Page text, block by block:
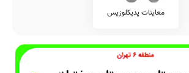
معاینات پدیکلوزیس